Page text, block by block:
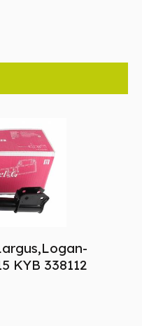
KYB 338112